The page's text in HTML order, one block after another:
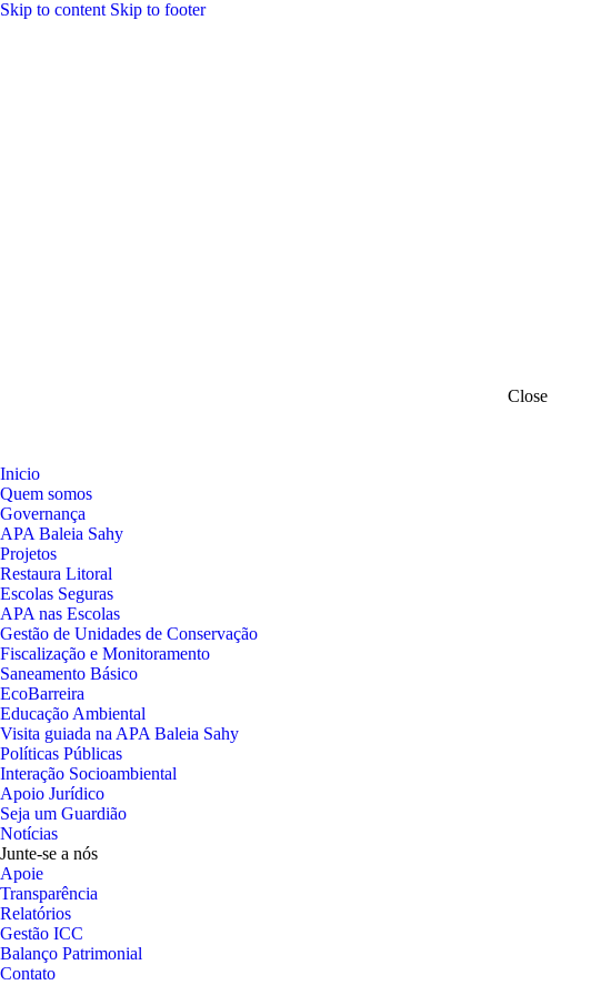
Skip to content Skip to footer
Close
Inicio
Quem somos
Governança
APA Baleia Sahy
Projetos
Restaura Litoral
Escolas Seguras
APA nas Escolas
Gestão de Unidades de Conservação
Fiscalização e Monitoramento
Saneamento Básico
EcoBarreira
Educação Ambiental
Visita guiada na APA Baleia Sahy
Políticas Públicas
Interação Socioambiental
Apoio Jurídico
Seja um Guardião
Notícias
Junte-se a nós
Apoie
Transparência
Relatórios
Gestão ICC
Balanço Patrimonial
Contato